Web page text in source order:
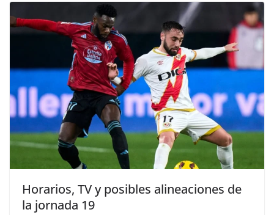
Horarios, TV y posibles alineaciones de
la jornada 19